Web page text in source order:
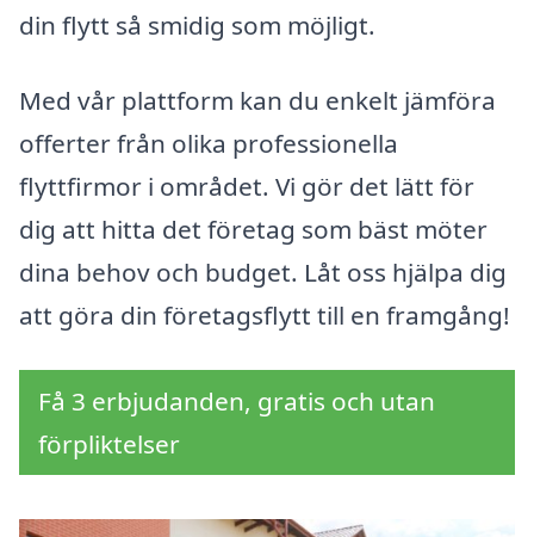
din flytt så smidig som möjligt.
Med vår plattform kan du enkelt jämföra
offerter från olika professionella
flyttfirmor i området. Vi gör det lätt för
dig att hitta det företag som bäst möter
dina behov och budget. Låt oss hjälpa dig
att göra din företagsflytt till en framgång!
Få 3 erbjudanden, gratis och utan
förpliktelser